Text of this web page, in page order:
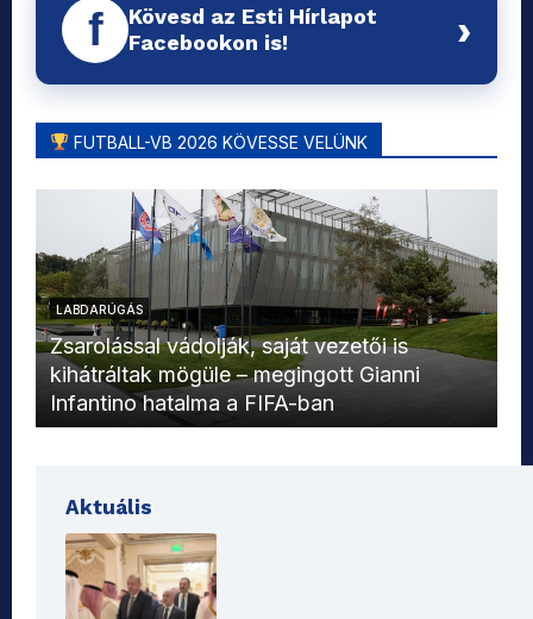
f
Kövesd az Esti Hírlapot
Facebookon is!
›
FUTBALL-VB 2026 KÖVESSE VELÜNK
LABDARÚGÁS
Zsarolással vádolják, saját vezetői is
kihátráltak mögüle – megingott Gianni
Infantino hatalma a FIFA-ban
Aktuális